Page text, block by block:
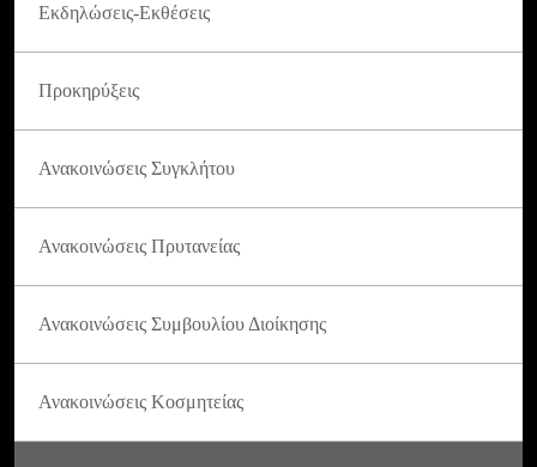
Εκδηλώσεις-Εκθέσεις
Προκηρύξεις
Ανακοινώσεις Συγκλήτου
Ανακοινώσεις Πρυτανείας
Ανακοινώσεις Συμβουλίου Διοίκησης
Ανακοινώσεις Κοσμητείας